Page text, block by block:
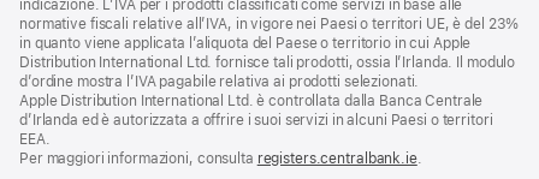
indicazione. L’IVA per i prodotti classificati come servizi in base alle
normative fiscali relative all’IVA, in vigore nei Paesi o territori UE, è del 23%
in quanto viene applicata l’aliquota del Paese o territorio in cui Apple
Distribution International Ltd. fornisce tali prodotti, ossia l’Irlanda. Il modulo
d’ordine mostra l’IVA pagabile relativa ai prodotti selezionati.
Apple Distribution International Ltd. è controllata dalla Banca Centrale
d’Irlanda ed è autorizzata a offrire i suoi servizi in alcuni Paesi o territori
EEA.
Per maggiori informazioni, consulta registers.centralbank.ie.